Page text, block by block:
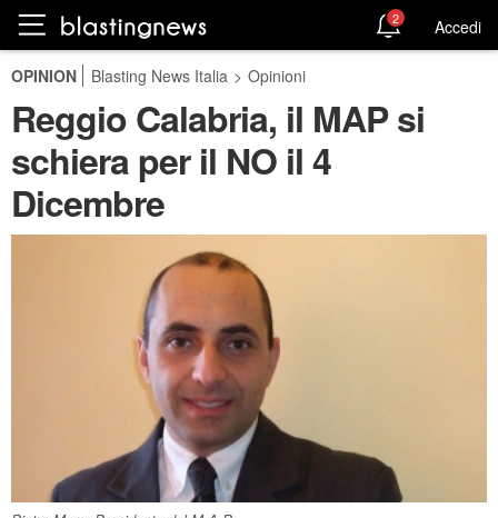
2 Accedi
OPINION Blasting News Italia > Opinioni
Reggio Calabria, il MAP si
schiera per il NO il 4
Dicembre